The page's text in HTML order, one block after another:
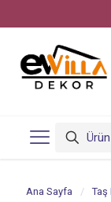
Evvilla
Ana Sayfa / Taş